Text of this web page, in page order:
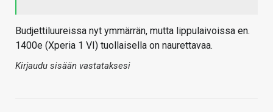
Budjettiluureissa nyt ymmärrän, mutta lippulaivoissa en.
1400e (Xperia 1 VI) tuollaisella on naurettavaa.
Kirjaudu sisään vastataksesi